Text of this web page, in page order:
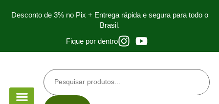
Desconto de 3% no Pix + Entrega rápida e segura para todo o
Brasil.
Fique por dentro